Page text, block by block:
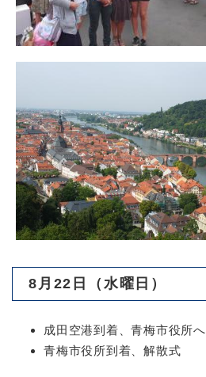
8月22日（水曜日）
成田空港到着、青梅市役所へ
青梅市役所到着、解散式